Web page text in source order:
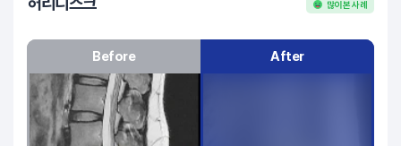
많이 본 사례
Before After